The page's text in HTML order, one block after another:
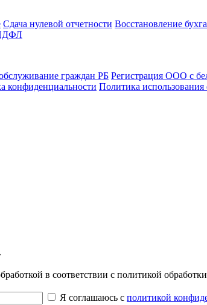
Сдача нулевой отчетности Восстановление
граждан РБ Регистрация ООО с
конфиденциальности Политика
в соответствии с политикой
Я соглашаюсь с политикой